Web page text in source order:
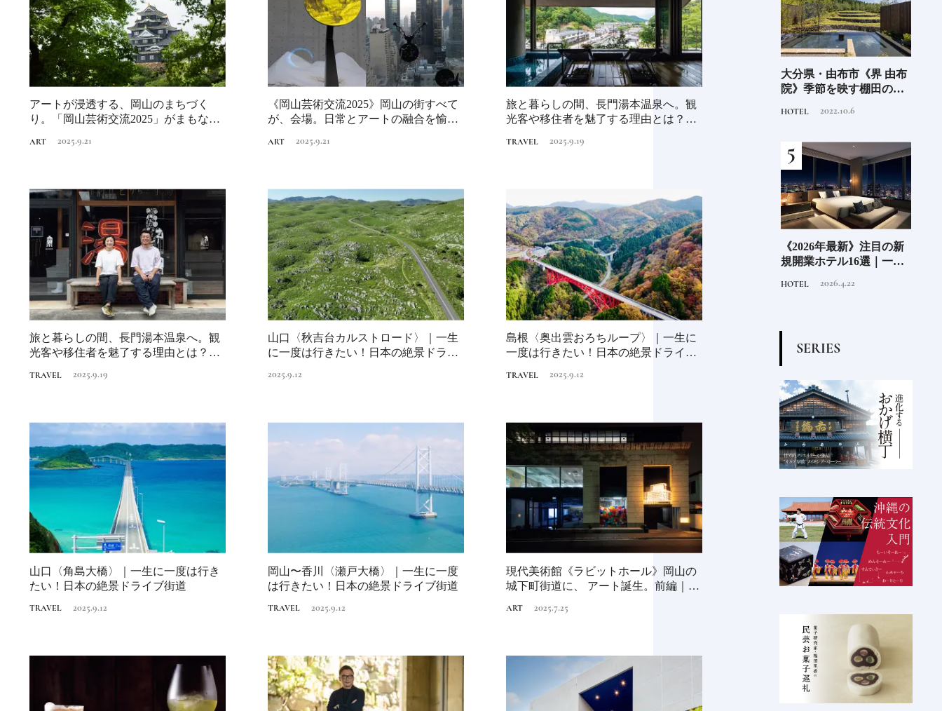
アートが浸透する、岡山のまちづく
り。「岡山芸術交流2025」がまもなく
ART 2025.9.21
《岡山芸術交流2025》岡山の街すべて
が、会場。日常とアートの融合を愉し
ART 2025.9.21
旅と暮らしの間、長門湯本温泉へ。観
光客や移住者を魅了する理由とは？前
TRAVEL 2025.9.19
旅と暮らしの間、長門湯本温泉へ。観
光客や移住者を魅了する理由とは？後
TRAVEL 2025.9.19
山口〈秋吉台カルストロード〉｜一生
に一度は行きたい！日本の絶景ドライ
2025.9.12
島根〈奥出雲おろちループ〉｜一生に
一度は行きたい！日本の絶景ドライブ
TRAVEL 2025.9.12
山口〈角島大橋〉｜一生に一度は行き
たい！日本の絶景ドライブ街道
TRAVEL 2025.9.12
岡山〜香川〈瀬戸大橋〉｜一生に一度
は行きたい！日本の絶景ドライブ街道
TRAVEL 2025.9.12
現代美術館《ラビットホール》岡山の
城下町街道に、 アート誕生。前編｜文
ART 2025.7.25
日本の都市は緑地が少な
い？都市開発のキーは“緑
化”にあり！｜みどりのあ
るまちづくり①
INFORMATION 2025.4.21
「ワンダートランク」の
挑戦日本の地域を世界の
旅先へ！後編｜欧米の富
裕層に向けた“3つのチャ
レンジ”
INFORMATION 2025.6.19
愛知県・瀬戸市《玩具工
房》瀬戸陶芸社が手掛け
る新ブランドいまの暮ら
しに寄り添う、郷土玩具
PRODUCT
老舗氷業店《クラモト氷
業》世界のトップバーテ
ンダーも注目する金沢の
氷ができるまで
INFORMATION
大分県・由布市《界 由布
院》季節を映す棚田の景
宿
HOTEL 2022.10.6
《2026年最新》注目の新
規開業ホテル16選｜一度
グジュアリーホテル
HOTEL 2026.4.22
SERIES